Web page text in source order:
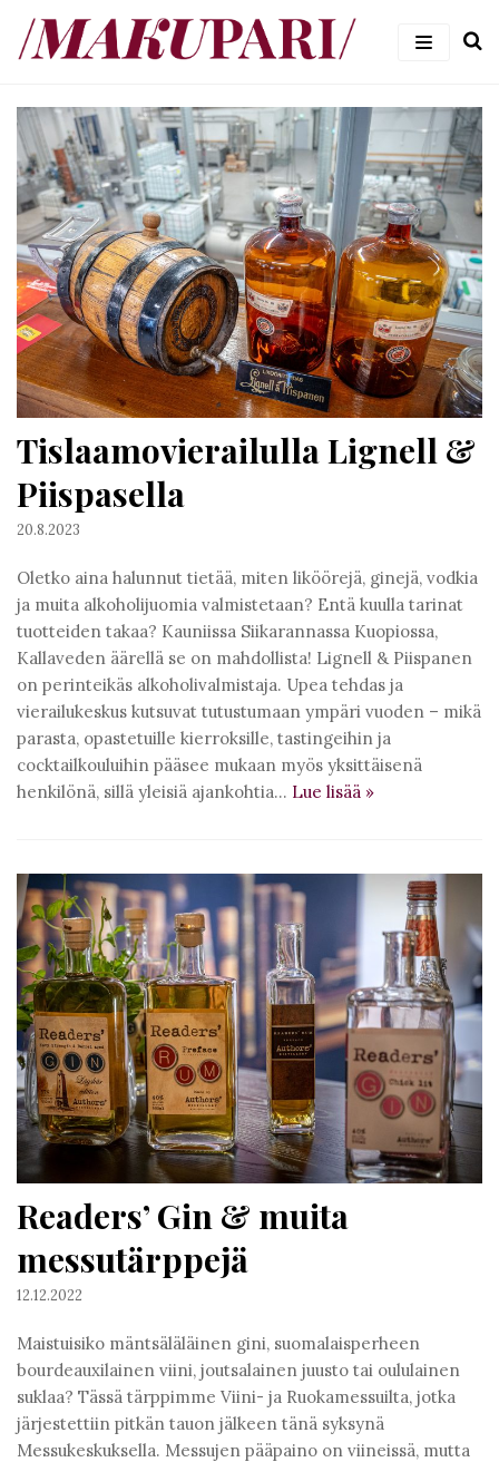
Siirry
suoraan
#makupari – ruoka- ja viiniblogi
Tislaamovierailulla Lignell &
Piispasella
20.8.2023
Oletko aina halunnut tietää, miten liköörejä, ginejä, vodkia
ja muita alkoholijuomia valmistetaan? Entä kuulla tarinat
tuotteiden takaa? Kauniissa Siikarannassa Kuopiossa,
Kallaveden äärellä se on mahdollista! Lignell & Piispanen
on perinteikäs alkoholivalmistaja. Upea tehdas ja
vierailukeskus kutsuvat tutustumaan ympäri vuoden – mikä
parasta, opastetuille kierroksille, tastingeihin ja
cocktailkouluihin pääsee mukaan myös yksittäisenä
henkilönä, sillä yleisiä ajankohtia… Lue lisää »
Readers’ Gin & muita
messutärppejä
12.12.2022
Maistuisiko mäntsäläläinen gini, suomalaisperheen
bourdeauxilainen viini, joutsalainen juusto tai oululainen
suklaa? Tässä tärppimme Viini- ja Ruokamessuilta, jotka
järjestettiin pitkän tauon jälkeen tänä syksynä
Messukeskuksella. Messujen pääpaino on viineissä, mutta